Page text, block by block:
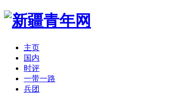
主页
国内
时评
一带一路
兵团